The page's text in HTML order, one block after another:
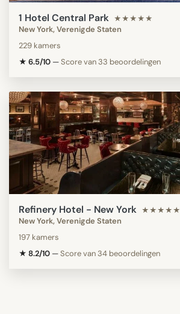
1 Hotel Central Park ★★★★★
New York, Verenigde Staten
229 kamers
★ 6.5/10 —Score van 33 beoordelingen
Refinery Hotel - New York ★★★★★
New York, Verenigde Staten
197 kamers
★ 8.2/10 —Score van 34 beoordelingen